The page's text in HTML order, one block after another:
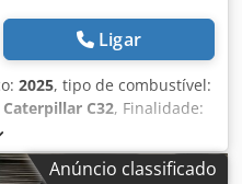
Ligar
2025, tipo de combustível:
Caterpillar C32, Finalidade:
kg Dcodpfxox Dqnks
kVA Dimensões do
x 279 cm Certificação
Anúncio classificado